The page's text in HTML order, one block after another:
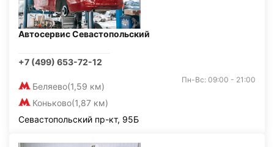
Автосервис Севастопольский
+7 (499) 653-72-12
Беляево(1,59 км)
Коньково(1,87 км)
Пн-Вс: 09:00 - 21:00
Севастопольский пр-кт, 95Б